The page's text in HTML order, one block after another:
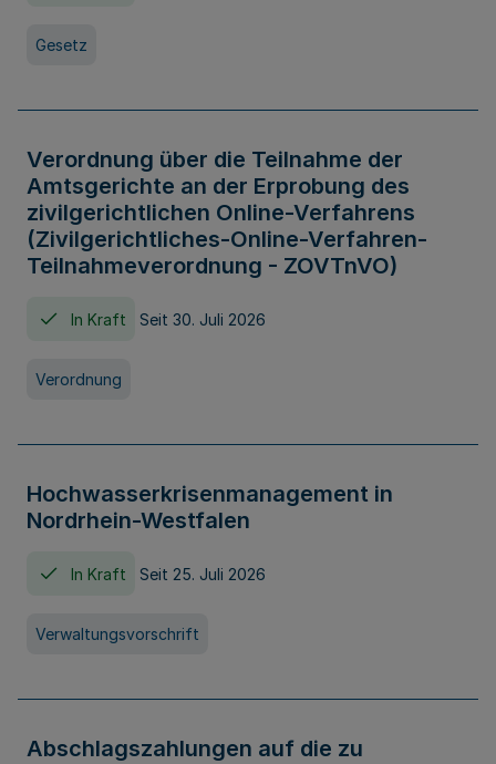
Gesetz
Verordnung über die Teilnahme der
Amtsgerichte an der Erprobung des
zivilgerichtlichen Online-Verfahrens
(Zivilgerichtliches-Online-Verfahren-
Teilnahmeverordnung - ZOVTnVO)
In Kraft Seit 30. Juli 2026
Verordnung
Hochwasserkrisenmanagement in
Nordrhein-Westfalen
In Kraft Seit 25. Juli 2026
Verwaltungsvorschrift
Abschlagszahlungen auf die zu